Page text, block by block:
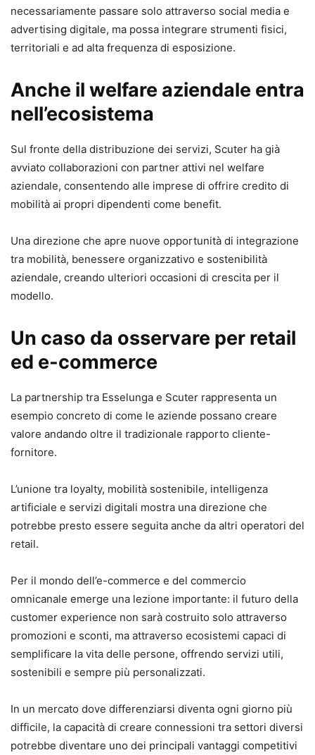
necessariamente passare solo attraverso social media e
advertising digitale, ma possa integrare strumenti fisici,
territoriali e ad alta frequenza di esposizione.
Anche il welfare aziendale entra
nell’ecosistema
Sul fronte della distribuzione dei servizi, Scuter ha già
avviato collaborazioni con partner attivi nel welfare
aziendale, consentendo alle imprese di offrire credito di
mobilità ai propri dipendenti come benefit.
Una direzione che apre nuove opportunità di integrazione
tra mobilità, benessere organizzativo e sostenibilità
aziendale, creando ulteriori occasioni di crescita per il
modello.
Un caso da osservare per retail
ed e-commerce
La partnership tra Esselunga e Scuter rappresenta un
esempio concreto di come le aziende possano creare
valore andando oltre il tradizionale rapporto cliente-
fornitore.
L’unione tra loyalty, mobilità sostenibile, intelligenza
artificiale e servizi digitali mostra una direzione che
potrebbe presto essere seguita anche da altri operatori del
retail.
Per il mondo dell’e-commerce e del commercio
omnicanale emerge una lezione importante: il futuro della
customer experience non sarà costruito solo attraverso
promozioni e sconti, ma attraverso ecosistemi capaci di
semplificare la vita delle persone, offrendo servizi utili,
sostenibili e sempre più personalizzati.
In un mercato dove differenziarsi diventa ogni giorno più
difficile, la capacità di creare connessioni tra settori diversi
potrebbe diventare uno dei principali vantaggi competitivi